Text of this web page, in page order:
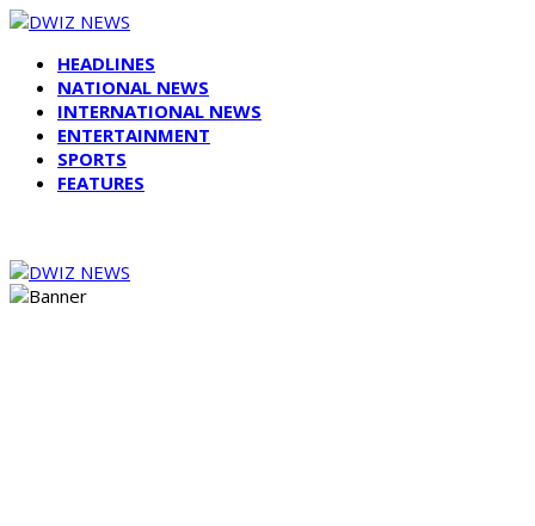
HEADLINES
NATIONAL NEWS
INTERNATIONAL NEWS
ENTERTAINMENT
SPORTS
FEATURES